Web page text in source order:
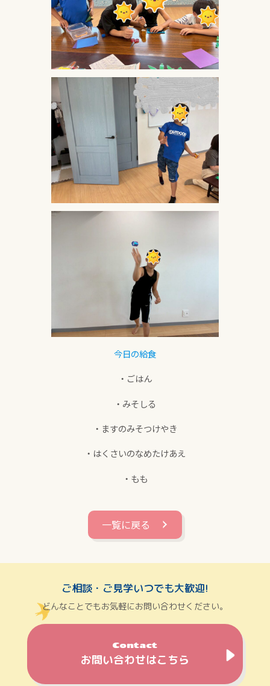
今日の給食
・ごはん
・みそしる
・ますのみそつけやき
・はくさいのなめたけあえ
・もも
一覧に戻る
ご相談・ご見学いつでも大歓迎!
どんなことでもお気軽にお問い合わせください。
Contact
お問い合わせはこちら